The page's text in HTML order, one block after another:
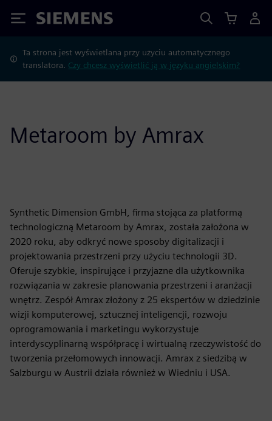
Siemens
Ta strona jest wyświetlana przy użyciu automatycznego
translatora. Czy chcesz wyświetlić ją w języku angielskim?
Metaroom by Amrax
Synthetic Dimension GmbH, firma stojąca za platformą
technologiczną Metaroom by Amrax, została założona w
2020 roku, aby odkryć nowe sposoby digitalizacji i
projektowania przestrzeni przy użyciu technologii 3D.
Oferuje szybkie, inspirujące i przyjazne dla użytkownika
rozwiązania w zakresie planowania przestrzeni i aranżacji
wnętrz. Zespół Amrax złożony z 25 ekspertów w dziedzinie
wizji komputerowej, sztucznej inteligencji, rozwoju
oprogramowania i marketingu wykorzystuje
interdyscyplinarną współpracę i wirtualną rzeczywistość do
tworzenia przełomowych innowacji. Amrax z siedzibą w
Salzburgu w Austrii działa również w Wiedniu i USA.